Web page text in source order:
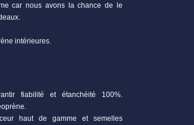
car nous avons la chance de le
intérieures.
fiabilité et étanchéité 100%.
haut de gamme et semelles